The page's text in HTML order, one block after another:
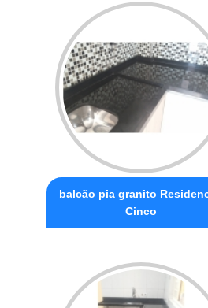
balcão pia granito
Cinco